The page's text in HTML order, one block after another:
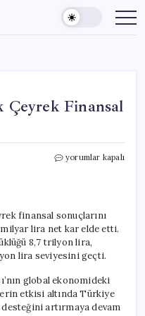
Çeyrek Finansal
Ziraat
Raporu
Yayınlandı
için
yorumlar kapalı
finansal sonuçlarını
lira net kar elde etti.
8,7 trilyon lira,
lira seviyesini geçti.
global ekonomideki
etkisi altında Türkiye
artırmaya devam